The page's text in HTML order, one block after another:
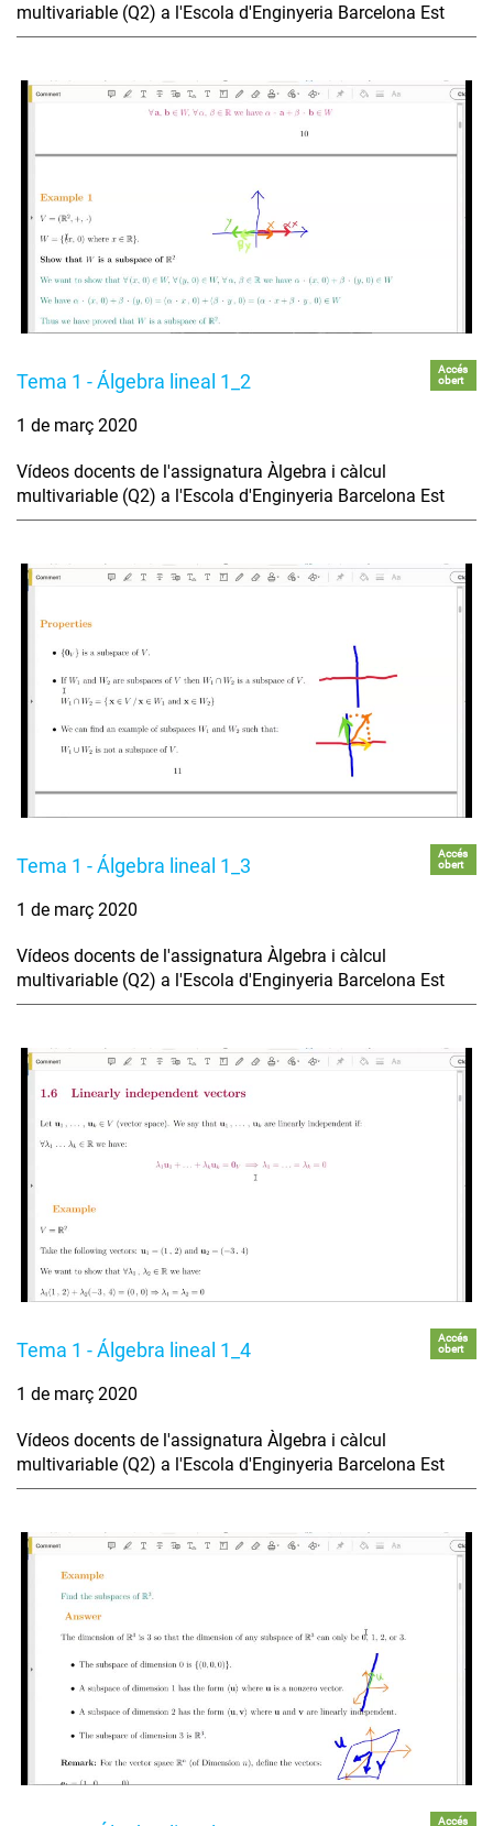
multivariable (Q2) a l'Escola d'Enginyeria Barcelona Est
Tema 1 - Álgebra lineal 1_2
Accés
obert
1 de març 2020
Vídeos docents de l'assignatura Àlgebra i càlcul
multivariable (Q2) a l'Escola d'Enginyeria Barcelona Est
Tema 1 - Álgebra lineal 1_3
Accés
obert
1 de març 2020
Vídeos docents de l'assignatura Àlgebra i càlcul
multivariable (Q2) a l'Escola d'Enginyeria Barcelona Est
Tema 1 - Álgebra lineal 1_4
Accés
obert
1 de març 2020
Vídeos docents de l'assignatura Àlgebra i càlcul
multivariable (Q2) a l'Escola d'Enginyeria Barcelona Est
Accés